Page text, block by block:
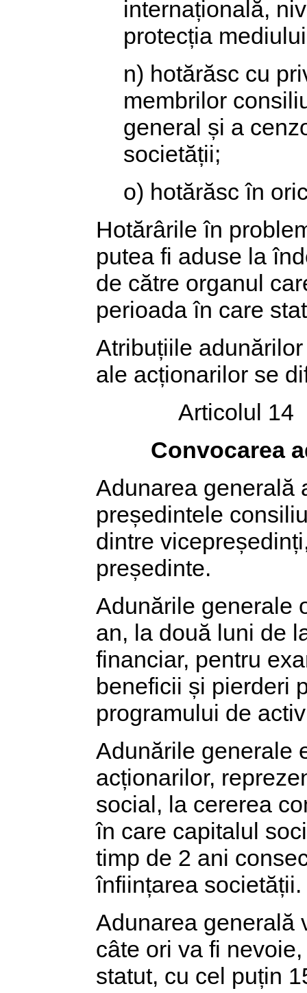
internațională,
protecția
n) hotărăsc cu
membrilor
general și a
societății;
o) hotărăsc în
Hotărârile în
putea fi aduse la
de către organul
perioada în care
Atribuțiile
ale acționarilor se
Articolul 14
Convocarea
Adunarea generală
președintele
dintre
președinte.
Adunările generale
an, la două luni de
financiar, pentru
beneficii și pierderi
programului de
Adunările generale
acționarilor,
social, la cererea
în care capitalul
timp de 2 ani
înființarea societății.
Adunarea generală
câte ori va fi
statut, cu cel puțin